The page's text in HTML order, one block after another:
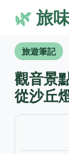
🌿旅
旅遊筆記
觀音景
從沙丘